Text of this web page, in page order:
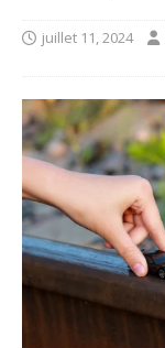
juillet 11, 2024